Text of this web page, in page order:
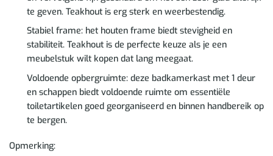
te geven. Teakhout is erg sterk en weerbestendig.
Stabiel frame: het houten frame biedt stevigheid en
stabiliteit. Teakhout is de perfecte keuze als je een
meubelstuk wilt kopen dat lang meegaat.
Voldoende opbergruimte: deze badkamerkast met 1 deur
en schappen biedt voldoende ruimte om essentiële
toiletartikelen goed georganiseerd en binnen handbereik op
te bergen.
Opmerking: